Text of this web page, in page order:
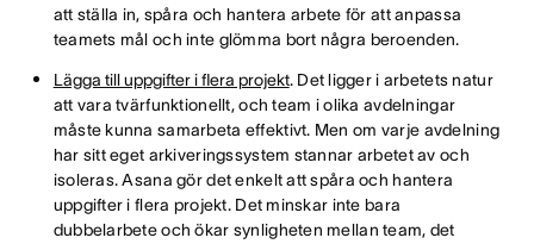
att ställa in, spåra och hantera arbete för att anpassa
teamets mål och inte glömma bort några beroenden.
Lägga till uppgifter i flera projekt. Det ligger i arbetets natur
att vara tvärfunktionellt, och team i olika avdelningar
måste kunna samarbeta effektivt. Men om varje avdelning
har sitt eget arkiveringssystem stannar arbetet av och
isoleras. Asana gör det enkelt att spåra och hantera
uppgifter i flera projekt. Det minskar inte bara
dubbelarbete och ökar synligheten mellan team, det